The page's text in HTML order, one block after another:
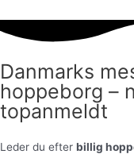
Danmarks
hoppeborg –
topanmeldt
Leder du efter billig